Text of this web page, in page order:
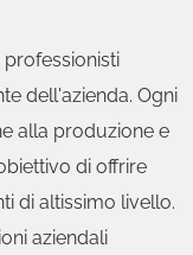
dell'azienda. Ogni
alla produzione e
di offrire
di altissimo livello.
aziendali